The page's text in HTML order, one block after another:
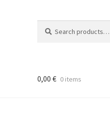
for:
0,00 € 0 items